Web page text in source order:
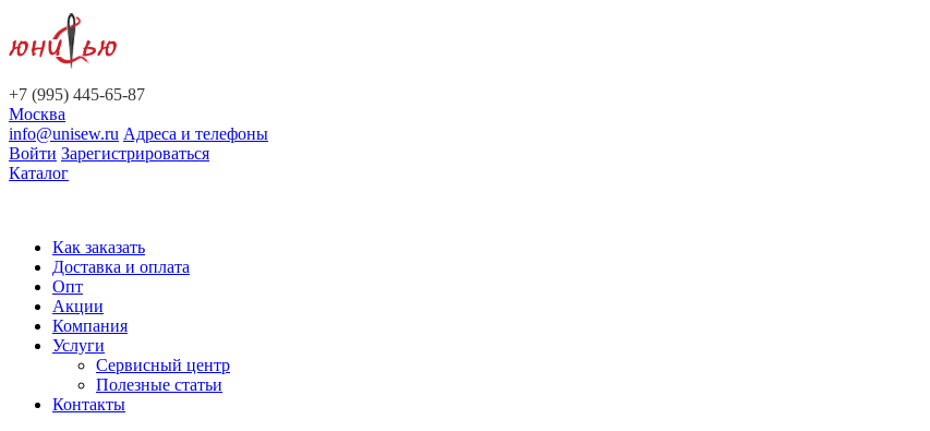
+7 (995) 445-65-87
Москва
info@unisew.ru Адреса и телефоны
Войти Зарегистрироваться
Каталог
Как заказать
Доставка и оплата
Опт
Акции
Компания
Услуги
Сервисный центр
Полезные статьи
Контакты